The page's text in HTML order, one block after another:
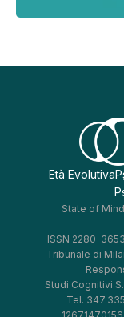
Età Evolutiva
State of
ISSN 2280-
Tribunale di
Studi Cognitivi
Tel.